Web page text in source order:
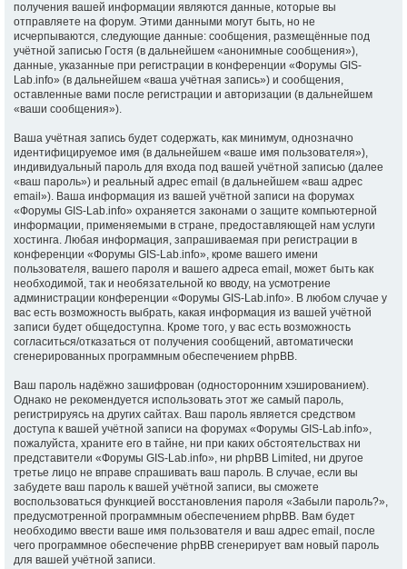
получения вашей информации являются данные, которые вы
отправляете на форум. Этими данными могут быть, но не
исчерпываются, следующие данные: сообщения, размещённые под
учётной записью Гостя (в дальнейшем «анонимные сообщения»),
данные, указанные при регистрации в конференции «Форумы GIS-
Lab.info» (в дальнейшем «ваша учётная запись») и сообщения,
оставленные вами после регистрации и авторизации (в дальнейшем
«ваши сообщения»).
Ваша учётная запись будет содержать, как минимум, однозначно
идентифицируемое имя (в дальнейшем «ваше имя пользователя»),
индивидуальный пароль для входа под вашей учётной записью (далее
«ваш пароль») и реальный адрес email (в дальнейшем «ваш адрес
email»). Ваша информация из вашей учётной записи на форумах
«Форумы GIS-Lab.info» охраняется законами о защите компьютерной
информации, применяемыми в стране, предоставляющей нам услуги
хостинга. Любая информация, запрашиваемая при регистрации в
конференции «Форумы GIS-Lab.info», кроме вашего имени
пользователя, вашего пароля и вашего адреса email, может быть как
необходимой, так и необязательной ко вводу, на усмотрение
администрации конференции «Форумы GIS-Lab.info». В любом случае у
вас есть возможность выбрать, какая информация из вашей учётной
записи будет общедоступна. Кроме того, у вас есть возможность
согласиться/отказаться от получения сообщений, автоматически
сгенерированных программным обеспечением phpBB.
Ваш пароль надёжно зашифрован (односторонним хэшированием).
Однако не рекомендуется использовать этот же самый пароль,
регистрируясь на других сайтах. Ваш пароль является средством
доступа к вашей учётной записи на форумах «Форумы GIS-Lab.info»,
пожалуйста, храните его в тайне, ни при каких обстоятельствах ни
представители «Форумы GIS-Lab.info», ни phpBB Limited, ни другое
третье лицо не вправе спрашивать ваш пароль. В случае, если вы
забудете ваш пароль к вашей учётной записи, вы сможете
воспользоваться функцией восстановления пароля «Забыли пароль?»,
предусмотренной программным обеспечением phpBB. Вам будет
необходимо ввести ваше имя пользователя и ваш адрес email, после
чего программное обеспечение phpBB сгенерирует вам новый пароль
для вашей учётной записи.